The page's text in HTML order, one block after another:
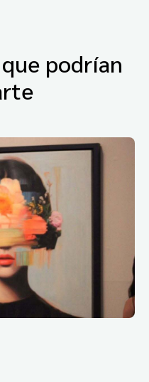
podrían